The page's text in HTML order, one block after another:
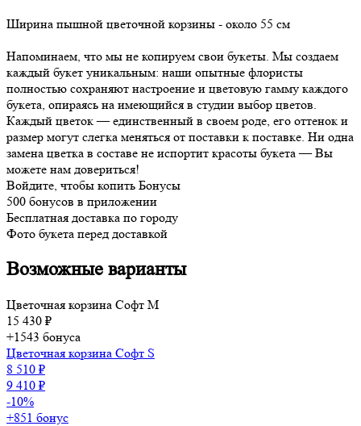
Ширина пышной цветочной корзины - около 55 см
Напоминаем, что мы не копируем свои букеты. Мы создаем
каждый букет уникальным: наши опытные флористы
полностью сохраняют настроение и цветовую гамму каждого
букета, опираясь на имеющийся в студии выбор цветов.
Каждый цветок — единственный в своем роде, его оттенок и
размер могут слегка меняться от поставки к поставке. Ни одна
замена цветка в составе не испортит красоты букета — Вы
можете нам довериться!
Войдите, чтобы копить Бонусы
500 бонусов в приложении
Бесплатная доставка по городу
Фото букета перед доставкой
Возможные варианты
Цветочная корзина Софт M
15 430 ₽
+1543 бонуса
Цветочная корзина Софт S
8 510 ₽
9 410 ₽
-10%
+851 бонус